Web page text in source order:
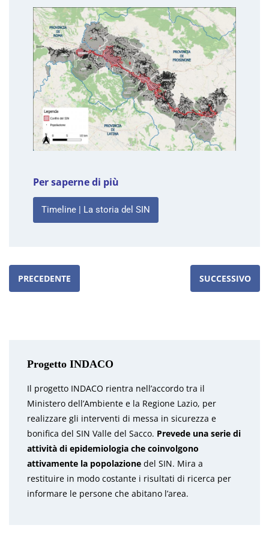
Per saperne di più
Timeline | La storia del SIN
PRECEDENTE SUCCESSIVO
Progetto INDACO
Il progetto INDACO rientra nell’accordo tra il
Ministero dell’Ambiente e la Regione Lazio, per
realizzare gli interventi di messa in sicurezza e
bonifica del SIN Valle del Sacco. Prevede una serie di
attività di epidemiologia che coinvolgono
attivamente la popolazione del SIN. Mira a
restituire in modo costante i risultati di ricerca per
informare le persone che abitano l’area.